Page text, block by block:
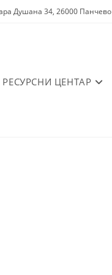
Душана 34, 26000 Панчево
РЕСУРСНИ ЦЕНТАР